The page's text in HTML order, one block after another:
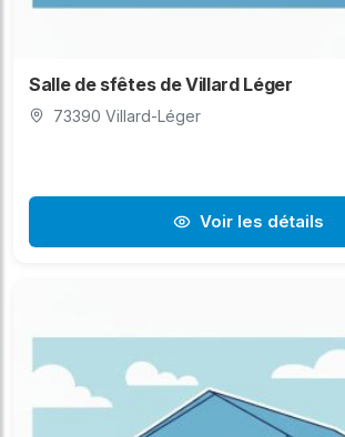
Salle de sfêtes de Villard Léger
73390 Villard-Léger
Voir les détails